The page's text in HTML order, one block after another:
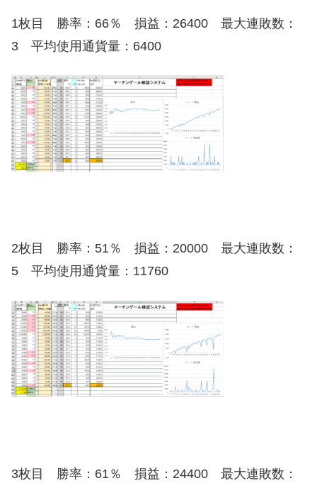
1枚目 勝率：66％ 損益：26400 最大連敗数：
3 平均使用通貨量：6400
2枚目 勝率：51％ 損益：20000 最大連敗数：
5 平均使用通貨量：11760
3枚目 勝率：61％ 損益：24400 最大連敗数：